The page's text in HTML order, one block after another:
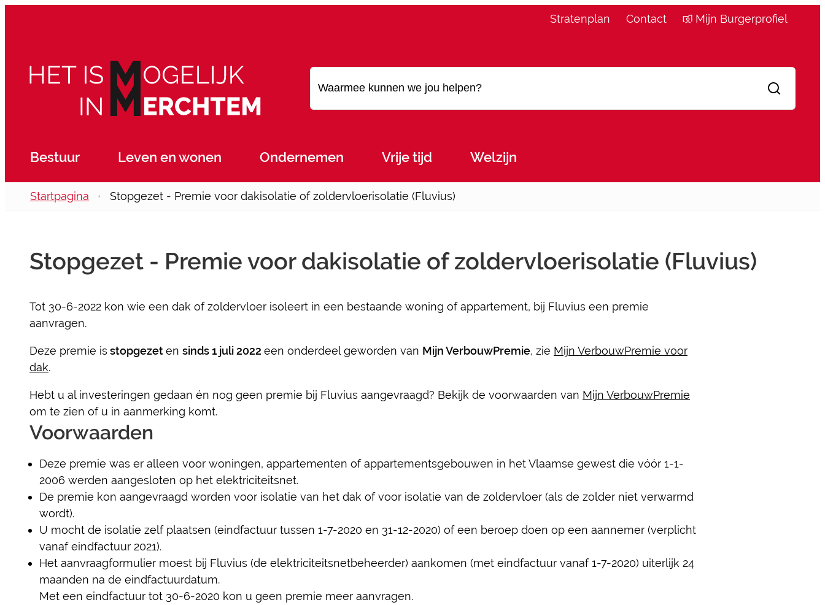
Stratenplan Contact Mijn Burgerprofiel
Merchtem Waarmee kunnen we jou helpen?
Zoeken
Bestuur Leven en wonen Ondernemen Vrije tijd Welzijn
Startpagina Stopgezet - Premie voor dakisolatie of zoldervloerisolatie (Fluvius)
Stopgezet - Premie voor dakisolatie of zoldervloerisolatie (Fluvius)
Tot 30-6-2022 kon wie een dak of zoldervloer isoleert in een bestaande woning of appartement, bij Fluvius een premie
aanvragen.
Deze premie is stopgezeten sinds 1 juli 2022 een onderdeel geworden van Mijn VerbouwPremie, zie Mijn VerbouwPremie voor
dak.
Hebt u al investeringen gedaan én nog geen premie bij Fluvius aangevraagd? Bekijk de voorwaarden van Mijn VerbouwPremie
om te zien of u in aanmerking komt.
Voorwaarden
Deze premie was er alleen voor woningen, appartementen of appartementsgebouwen in het Vlaamse gewest die vóór 1-1-
2006 werden aangesloten op het elektriciteitsnet.
De premie kon aangevraagd worden voor isolatie van het dak of voor isolatie van de zoldervloer (als de zolder niet verwarmd
wordt).
U mocht de isolatie zelf plaatsen (eindfactuur tussen 1-7-2020 en 31-12-2020) of een beroep doen op een aannemer (verplicht
vanaf eindfactuur 2021).
Het aanvraagformulier moest bij Fluvius (de elektriciteitsnetbeheerder) aankomen (met eindfactuur vanaf 1-7-2020) uiterlijk 24
maanden na de eindfactuurdatum.
Met een eindfactuur tot 30-6-2020 kon u geen premie meer aanvragen.